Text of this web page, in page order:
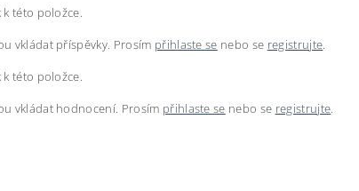
této položce.
vkládat příspěvky. Prosím přihlaste se nebo se registrujte.
této položce.
vkládat hodnocení. Prosím přihlaste se nebo se registrujte.